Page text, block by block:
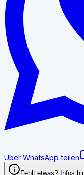
Über WhatsApp teilen
Fehlt etwas? Infos